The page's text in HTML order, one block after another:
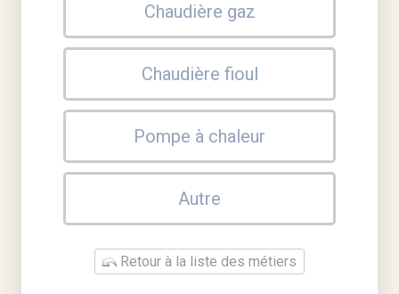
Chaudière gaz
Chaudière fioul
Pompe à chaleur
Autre
Retour à la liste des métiers